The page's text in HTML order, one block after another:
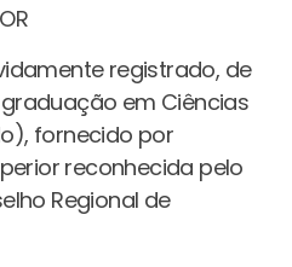
registrado, de
em Ciências
fornecido por
reconhecida pelo
Regional de